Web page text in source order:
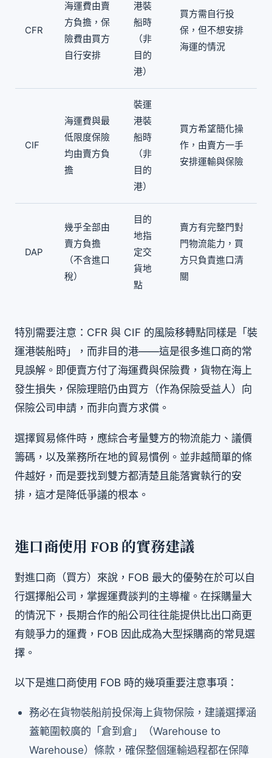
CFR
海運費由賣
方負擔，保
險費由買方
自行安排
港裝
船時
（非
目的
港）
買方需自行投
保，但不想安排
海運的情況
CIF
海運費與最
低限度保險
均由賣方負
擔
裝運
港裝
船時
（非
目的
港）
買方希望簡化操
作，由賣方一手
安排運輸與保險
DAP
幾乎全部由
賣方負擔
（不含進口
稅）
目的
地指
定交
貨地
點
賣方有完整門對
門物流能力，買
方只負責進口清
關
特別需要注意：CFR 與 CIF 的風險移轉點同樣是「裝
運港裝船時」，而非目的港——這是很多進口商的常
見誤解。即便賣方付了海運費與保險費，貨物在海上
發生損失，保險理賠仍由買方（作為保險受益人）向
保險公司申請，而非向賣方求償。
選擇貿易條件時，應綜合考量雙方的物流能力、議價
籌碼，以及業務所在地的貿易慣例。並非越簡單的條
件越好，而是要找到雙方都清楚且能落實執行的安
排，這才是降低爭議的根本。
進口商使用 FOB 的實務建議
對進口商（買方）來說，FOB 最大的優勢在於可以自
行選擇船公司，掌握運費談判的主導權。在採購量大
的情況下，長期合作的船公司往往能提供比出口商更
有競爭力的運費，FOB 因此成為大型採購商的常見選
擇。
以下是進口商使用 FOB 時的幾項重要注意事項：
務必在貨物裝船前投保海上貨物保險，建議選擇涵
蓋範圍較廣的「倉到倉」（Warehouse to
Warehouse）條款，確保整個運輸過程都在保障